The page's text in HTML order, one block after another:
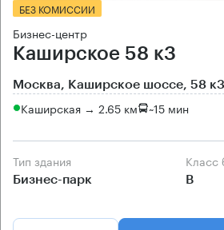
БЕЗ КОМИССИИ
Бизнес-центр
Каширское 58 к3
Москва, Каширское шоссе, 58 к3
Каширская → 2.65 км ~15 мин
Тип здания
Бизнес-парк B